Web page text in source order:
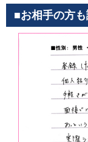
■お相手の方も